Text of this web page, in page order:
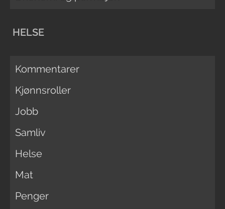
HELSE
Kommentarer
Kjønnsroller
Jobb
Samliv
Helse
Mat
Penger